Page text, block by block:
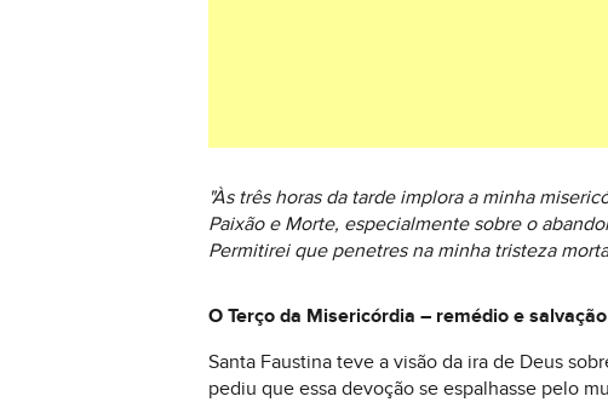
"Às três horas da tarde implora a minha
Paixão e Morte, especialmente sobre o
Permitirei que penetres na minha tristeza
O Terço da Misericórdia – remédio e salvação
Santa Faustina teve a visão da ira de Deus
pediu que essa devoção se espalhasse pelo